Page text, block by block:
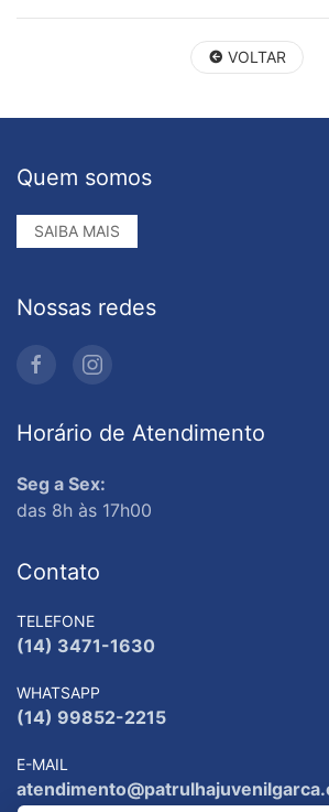
VOLTAR
Quem somos
SAIBA MAIS
Nossas redes
Horário de Atendimento
Seg a Sex:
das 8h às 17h00
Contato
TELEFONE
(14) 3471-1630
WHATSAPP
(14) 99852-2215
E-MAIL